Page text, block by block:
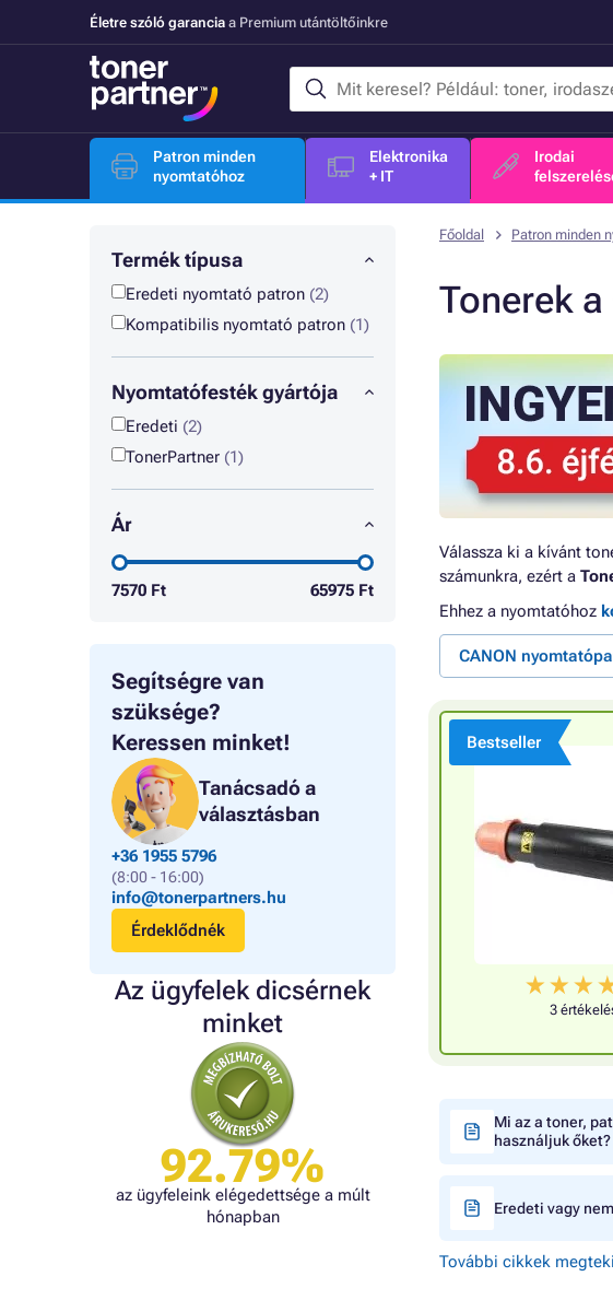
Életre szóló garancia a Premium utántöltőinkre
Patron minden
nyomtatóhoz
Elektronika
+ IT
Irodai
Termék típusa
Eredeti nyomtató patron (2)
Kompatibilis nyomtató patron (1)
Nyomtatófesték gyártója
Eredeti (2)
TonerPartner (1)
Ár
7570 Ft 65975 Ft
Segítségre van
szüksége?
Keressen minket!
Tanácsadó a
választásban
+36 1955 5796
(8:00 - 16:00)
info@tonerpartners.hu
Érdeklődnék
Az ügyfelek dicsérnek
minket
92.79%
az ügyfeleink elégedettsége a múlt
hónapban
Főoldal Patron minden
Tonerek
Válassza ki a kívánt
számunkra, ezért a
Ehhez a nyomtatóhoz
CANON
Bestseller
3
Mi az a toner,
használjuk őket?
Eredeti vagy
További cikkek